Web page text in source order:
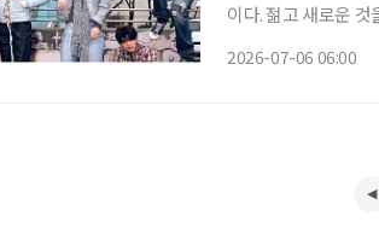
이다. 젊고 새로운
2026-07-06 06:00